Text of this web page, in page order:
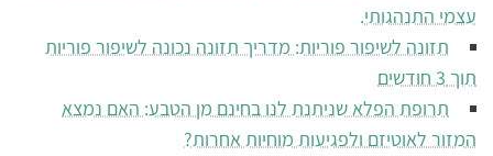
עצמי התנהגותי.
תזונה לשיפור פוריות: מדריך תזונה נכונה לשיפור פוריות
תוך 3 חודשים
תרופת הפלא שניתנת לנו בחינם מן הטבע: האם נמצא
המזור לאוטיזם ולפגיעות מוחיות אחרות?